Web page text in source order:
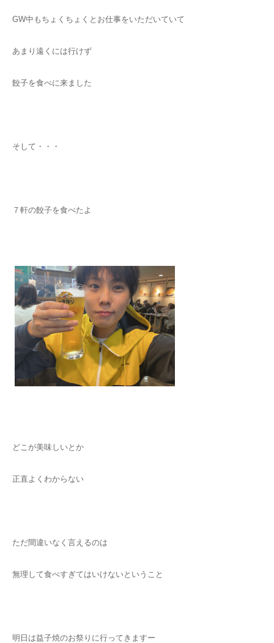
GW中もちょくちょくとお仕事をいただいていて
あまり遠くには行けず
餃子を食べに来ました
そして・・・
７軒の餃子を食べたよ
どこが美味しいとか
正直よくわからない
ただ間違いなく言えるのは
無理して食べすぎてはいけないということ
明日は益子焼のお祭りに行ってきますー